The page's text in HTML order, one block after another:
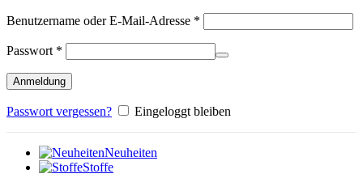
Benutzername oder E-Mail-Adresse *
Passwort *
Anmeldung
Passwort vergessen? Eingeloggt bleiben
Neuheiten
Stoffe